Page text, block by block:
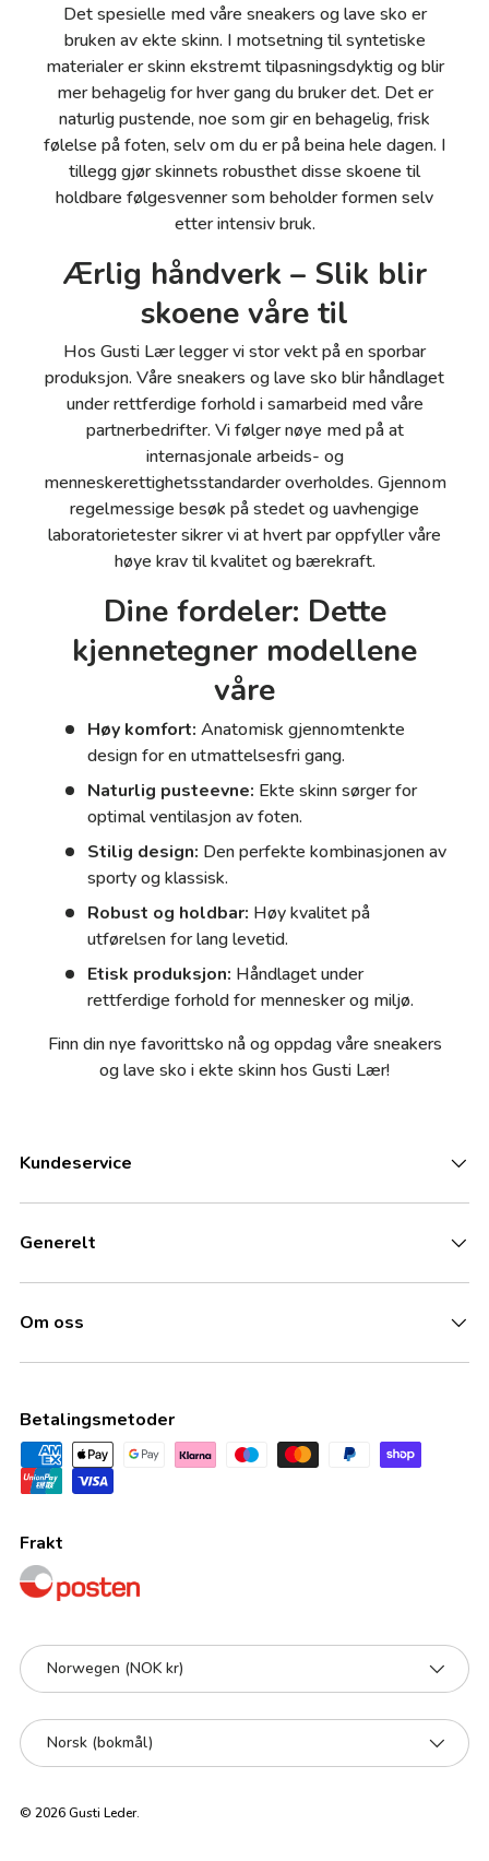
Det spesielle med våre sneakers og lave sko er
bruken av ekte skinn. I motsetning til syntetiske
materialer er skinn ekstremt tilpasningsdyktig og blir
mer behagelig for hver gang du bruker det. Det er
naturlig pustende, noe som gir en behagelig, frisk
følelse på foten, selv om du er på beina hele dagen. I
tillegg gjør skinnets robusthet disse skoene til
holdbare følgesvenner som beholder formen selv
etter intensiv bruk.
Ærlig håndverk – Slik blir
skoene våre til
Hos Gusti Lær legger vi stor vekt på en sporbar
produksjon. Våre sneakers og lave sko blir håndlaget
under rettferdige forhold i samarbeid med våre
partnerbedrifter. Vi følger nøye med på at
internasjonale arbeids- og
menneskerettighetsstandarder overholdes. Gjennom
regelmessige besøk på stedet og uavhengige
laboratorietester sikrer vi at hvert par oppfyller våre
høye krav til kvalitet og bærekraft.
Dine fordeler: Dette
kjennetegner modellene
våre
Høy komfort: Anatomisk gjennomtenkte
design for en utmattelsesfri gang.
Naturlig pusteevne: Ekte skinn sørger for
optimal ventilasjon av foten.
Stilig design: Den perfekte kombinasjonen av
sporty og klassisk.
Robust og holdbar: Høy kvalitet på
utførelsen for lang levetid.
Etisk produksjon: Håndlaget under
rettferdige forhold for mennesker og miljø.
Finn din nye favorittsko nå og oppdag våre sneakers
og lave sko i ekte skinn hos Gusti Lær!
Kundeservice
Generelt
Om oss
Betalingsmetoder
Frakt
Land/Region
Norwegen (NOK kr)
Språk
Norsk (bokmål)
© 2026Gusti Leder.